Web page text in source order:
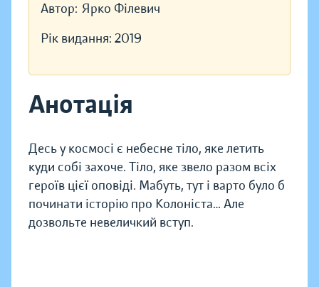
Автор: Ярко Філевич
Рік видання: 2019
Анотація
Десь у космосі є небесне тіло, яке летить
куди собі захоче. Тіло, яке звело разом всіх
героїв цієї оповіді. Мабуть, тут і варто було б
починати історію про Колоніста… Але
дозвольте невеличкий вступ.